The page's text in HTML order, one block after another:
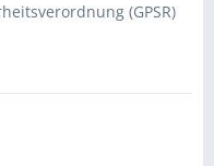
(GPSR)